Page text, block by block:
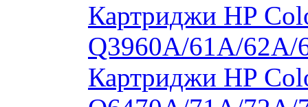
Картриджи HP
Q3960A/61A/
Картриджи HP